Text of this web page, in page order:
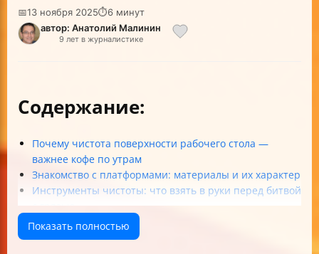
📅13 ноября 2025⏱6 минут
автор: Анатолий Малинин
9 лет в журналистике
Содержание:
Почему чистота поверхности рабочего стола —
важнее кофе по утрам
Знакомство с платформами: материалы и их характер
Инструменты чистоты: что взять в руки перед битвой
Мастер-класс по очистке: пошаговая инструкция для
разных платформ
Показать полностью